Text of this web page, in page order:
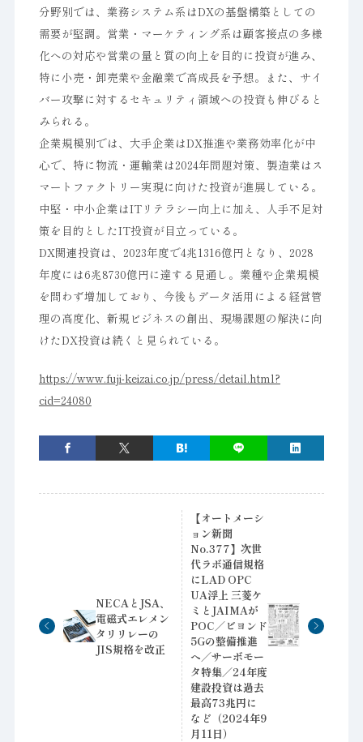
分野別では、業務システム系はDXの基盤構築としての
需要が堅調。営業・マーケティング系は顧客接点の多様
化への対応や営業の量と質の向上を目的に投資が進み、
特に小売・卸売業や金融業で高成長を予想。また、サイ
バー攻撃に対するセキュリティ領域への投資も伸びると
みられる。
企業規模別では、大手企業はDX推進や業務効率化が中
心で、特に物流・運輸業は2024年問題対策、製造業はス
マートファクトリー実現に向けた投資が進展している。
中堅・中小企業はITリテラシー向上に加え、人手不足対
策を目的としたIT投資が目立っている。
DX関連投資は、2023年度で4兆1316億円となり、2028
年度には6兆8730億円に達する見通し。業種や企業規模
を問わず増加しており、今後もデータ活用による経営管
理の高度化、新規ビジネスの創出、現場課題の解決に向
けたDX投資は続くと見られている。
https://www.fuji-keizai.co.jp/press/detail.html?
cid=24080
NECAとJSA、
電磁式エレメン
タリリレーの
JIS規格を改正
【オートメーシ
ョン新聞
No.377】次世
代ラボ通信規格
にLAD OPC
UA浮上 三菱ケ
ミとJAIMAが
POC／ビヨンド
5Gの整備推進
へ／サーボモー
タ特集／24年度
建設投資は過去
最高73兆円に
など（2024年9
月11日）